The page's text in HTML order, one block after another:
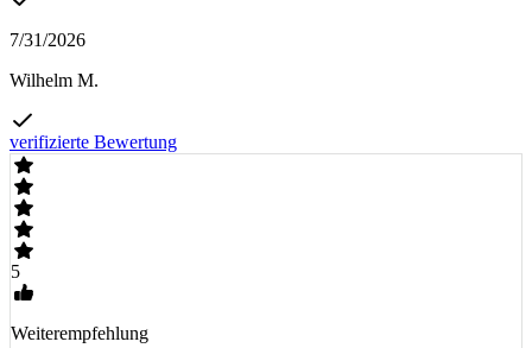
7/31/2026
Wilhelm M.
verifizierte Bewertung
5
Weiterempfehlung